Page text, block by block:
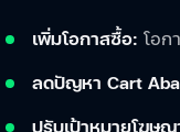
เพิ่มโอกาสซื้อ: โอก
ลดปัญหา Cart
ปรับเป้าหมายโฆษ